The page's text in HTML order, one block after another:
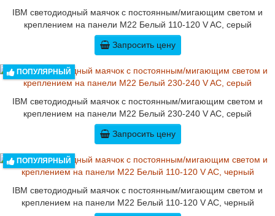
IBM светодиодный маячок с постоянным/мигающим светом и
креплением на панели M22 Белый 110-120 V AC, серый
Запросить цену
ПОПУЛЯРНЫЙ
IBM светодиодный маячок с постоянным/мигающим светом и
креплением на панели M22 Белый 230-240 V AC, серый
Запросить цену
ПОПУЛЯРНЫЙ
IBM светодиодный маячок с постоянным/мигающим светом и
креплением на панели M22 Белый 110-120 V AC, черный